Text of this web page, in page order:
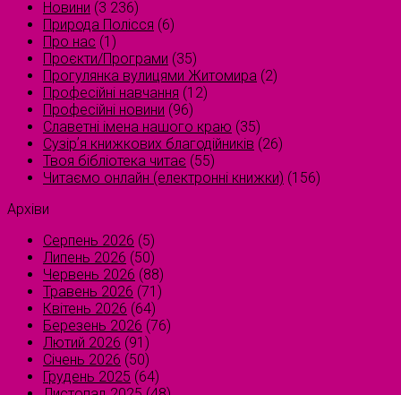
Новини (3 236)
Природа Полісся (6)
Про нас (1)
Проєкти/Програми (35)
Прогулянка вулицями Житомира (2)
Професійні навчання (12)
Професійні новини (96)
Славетні імена нашого краю (35)
Сузірʼя книжкових благодійників (26)
Твоя бібліотека читає (55)
Читаємо онлайн (електронні книжки) (156)
Архіви
Серпень 2026 (5)
Липень 2026 (50)
Червень 2026 (88)
Травень 2026 (71)
Квітень 2026 (64)
Березень 2026 (76)
Лютий 2026 (91)
Січень 2026 (50)
Грудень 2025 (64)